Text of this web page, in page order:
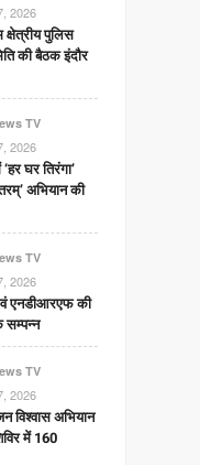
2026
क्षेत्रीय पुलिस
की बैठक इंदौर
TV
2026
घर तिरंगा’
अभियान की
TV
2026
एनडीआरएफ की
TV
2026
विश्वास अभियान
में 160